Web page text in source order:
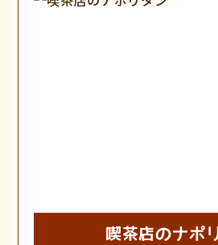
喫茶店のナポ